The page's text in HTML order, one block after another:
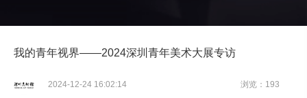
我的青年视界——2024深圳青年美术大展专访
2024-12-24 16:02:14 浏览：193